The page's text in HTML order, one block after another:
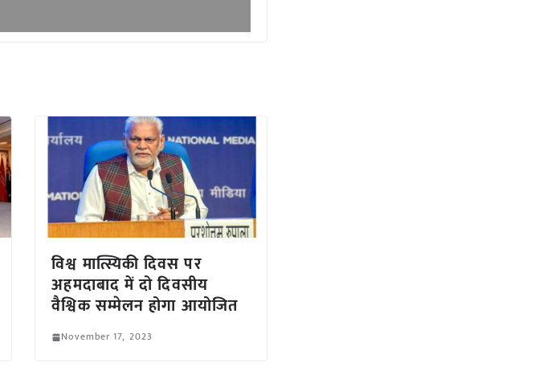
विश्व मात्स्यिकी दिवस पर
अहमदाबाद में दो दिवसीय
वैश्विक सम्मेलन होगा आयोजित
November 17, 2023